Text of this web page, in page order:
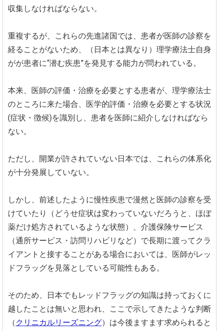
収集しなければならない。
重複するが、これらの先進諸国では、患者が医師の診察を
経ることがないため、（日本とは異なり）理学療法士自身
がが患者に“潜む疾患”を発見する能力が問われている。
本来、医師の評価・治療を必要とする患者が、理学療法士
のところに来た場合、医学的評価・治療を必要とする状況
(症状・徴候)を識別し、患者を医師に紹介しなければなら
ない。
ただし、開業が許されていない日本では、これらの体系化
が十分発展していない。
しかし、前述したように慢性疾患で漫然と医師の診察を受
けていたり（どうせ症状は変わっていないだろうと、ほぼ
薬だけ処方されているような状態）、介護保険サービス
（通所サービス・訪問リハビリなど）で長期に渡ってクラ
イアントと接することがある場合においては、医師がレッ
ドフラッグを見落としている可能性もある。
そのため、日本でもレッドフラッグの知識は持っておくに
越したことは無いと思われ、ここで示してきたような判断
（ クリニカルリーズニング）は今後ますます求められると